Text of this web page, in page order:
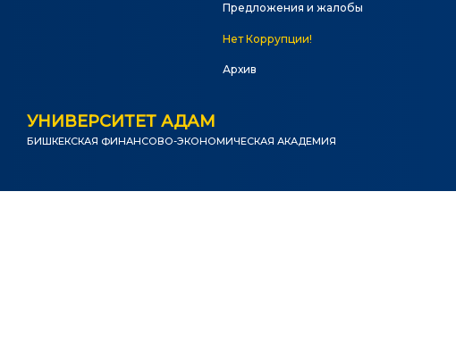
Предложения и жалобы
Нет Коррупции!
Архив
УНИВЕРСИТЕТ АДАМ
БИШКЕКСКАЯ ФИНАНСОВО-ЭКОНОМИЧЕСКАЯ АКАДЕМИЯ